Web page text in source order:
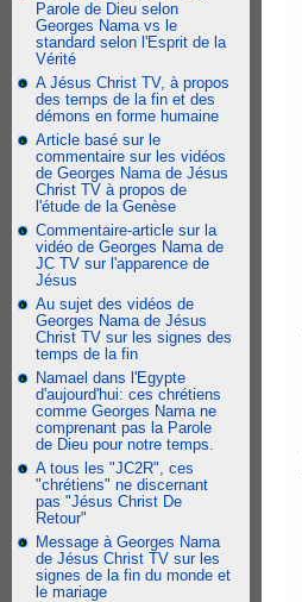
Parole de Dieu selon
Georges Nama vs le
standard selon l'Esprit de la
Vérité
A Jésus Christ TV, à propos
des temps de la fin et des
démons en forme humaine
Article basé sur le
commentaire sur les vidéos
de Georges Nama de Jésus
Christ TV à propos de
l'étude de la Genèse
Commentaire-article sur la
vidéo de Georges Nama de
JC TV sur l'apparence de
Jésus
Au sujet des vidéos de
Georges Nama de Jésus
Christ TV sur les signes des
temps de la fin
Namael dans l'Egypte
d'aujourd'hui: ces chrétiens
comme Georges Nama ne
comprenant pas la Parole
de Dieu pour notre temps.
A tous les "JC2R", ces
"chrétiens" ne discernant
pas "Jésus Christ De
Retour"
Message à Georges Nama
de Jésus Christ TV sur les
signes de la fin du monde et
le mariage